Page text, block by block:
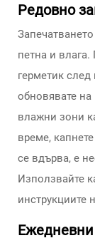
Редовно
петна и
герметик
обновявате
влажни зони
време,
се вдърва, е
Използвайте
инструкциите